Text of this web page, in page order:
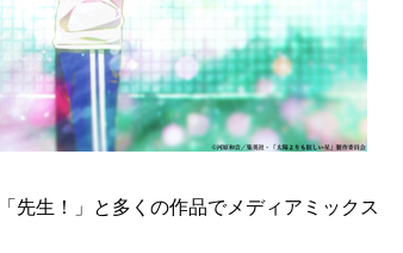
先生！」と多くの作品でメディアミックス